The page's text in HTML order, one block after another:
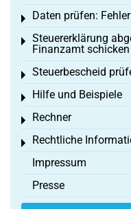
Daten prüfen:
Toggle menu
Steuererklärung
Finanzamt schicken
Toggle menu
Steuerbescheid
Toggle menu
Hilfe und Beispiele
Toggle menu
Rechner
Toggle menu
Rechtliche
Toggle menu
Impressum
Presse